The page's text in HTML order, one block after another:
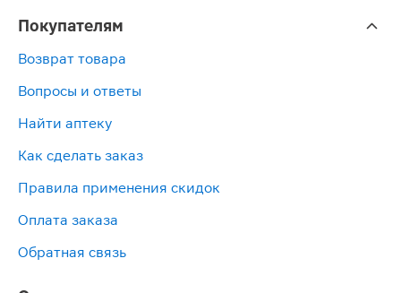
Покупателям
Возврат товара
Вопросы и ответы
Найти аптеку
Как сделать заказ
Правила применения скидок
Оплата заказа
Обратная связь